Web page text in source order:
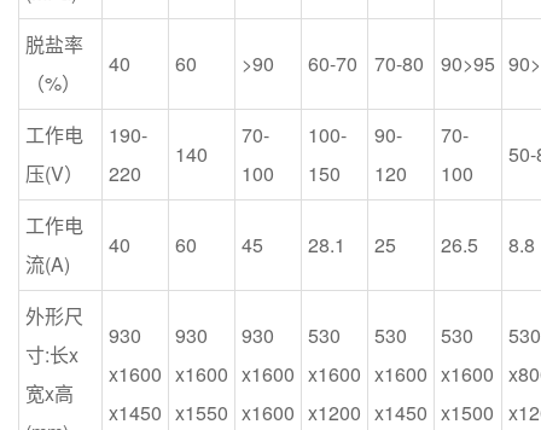
脱盐率
（%）
40 60 >90 60-70 70-80 90>95
工作电
压(V）
190-
220
140
70-
100
100-
150
90-
120
70-
100
工作电
流(A)
40 60 45 28.1 25 26.5 8.8
外形尺
寸:长x
宽x高
930
x1600
x1450
930
x1600
x1550
930
x1600
x1600
530
x1600
x1200
530
x1600
x1450
530
x1600
x1500
530